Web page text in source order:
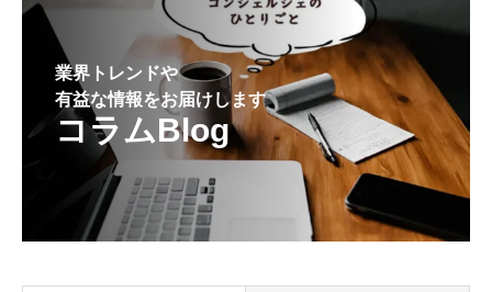
業界トレンドや
有益な情報をお届けします
コラムBlog